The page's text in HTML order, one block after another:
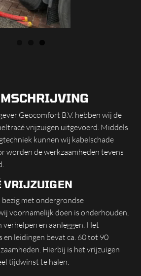
Geocomfort B.V. hebben wij de
vrijzuigen uitgevoerd. Middels
kunnen wij kabelschade
worden de werkzaamheden tevens
VRIJZUIGEN
met ondergrondse
voornamelijk doen is onderhouden,
verhelpen en aanleggen. Het
en leidingen bevat ca. 60 tot 90
Hierbij is het vrijzuigen
tijdwinst te halen.